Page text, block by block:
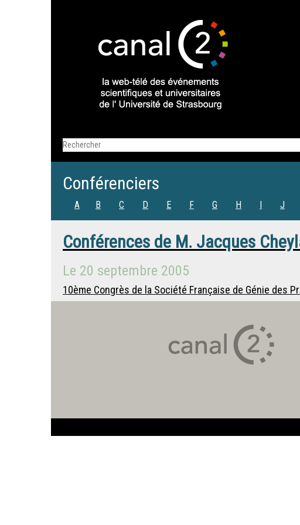
Conférenciers
A B C D E F G H I J
Conférences de M. Jacques
Le 20 septembre 2005
10ème Congrès de la Société Française de Génie des